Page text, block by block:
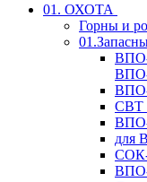
01. ОХОТА
Горны и
ВПО-
СВТ
для